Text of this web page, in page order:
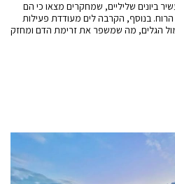
ביונים שליליים, שמחקרים מצאו כי הם
בנוסף, הקרבה לים מעודדת פעילות
הגלים, מה שמשפר את זרימת הדם ומחזק